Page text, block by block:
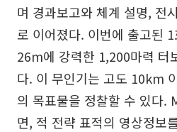
며 경과보고와 체계 설명, 전
로 이어졌다. 이번에 출고된
26m에 강력한 1,200마력 터
다. 이 무인기는 고도 10km
의 목표물을 정찰할 수 있다.
면, 적 전략 표적의 영상정보